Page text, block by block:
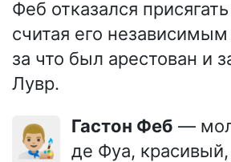
Феб отказался
считая его
за что был арестован и
Лувр.
👨🏼‍🎨 Гастон Феб —
де Фуа,